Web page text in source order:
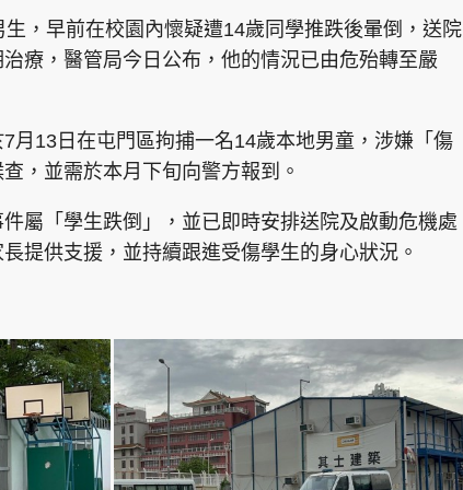
，早前在校園內懷疑遭14歲同學推跌後暈倒，送院
療，醫管局今日公布，他的情況已由危殆轉至嚴
月13日在屯門區拘捕一名14歲本地男童，涉嫌「傷
，並需於本月下旬向警方報到。
屬「學生跌倒」，並已即時安排送院及啟動危機處
提供支援，並持續跟進受傷學生的身心狀況。